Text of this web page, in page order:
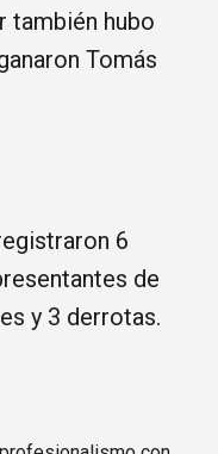
también hubo
Tomás
6
de
y 3 derrotas.